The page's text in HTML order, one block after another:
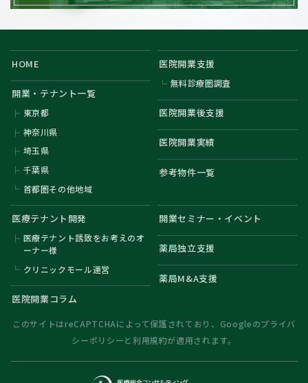
HOME
開業・テナント一覧
東京都
神奈川県
埼玉県
千葉県
首都圏その他地域
医院開業支援
無料診療圏調査
医院開業後支援
医院開業実績
参考物件一覧
医療テナント開発
医療テナント誘致をお考えのオ
ーナー様
クリニックモール運営
医院開業コラム
開業セミナー・イベント
薬局独立支援
薬局M&A支援
このサイトはreCAPTCHAによって保護されており、Googleのプライバ
シーポリシーと利用規約が適用されます。